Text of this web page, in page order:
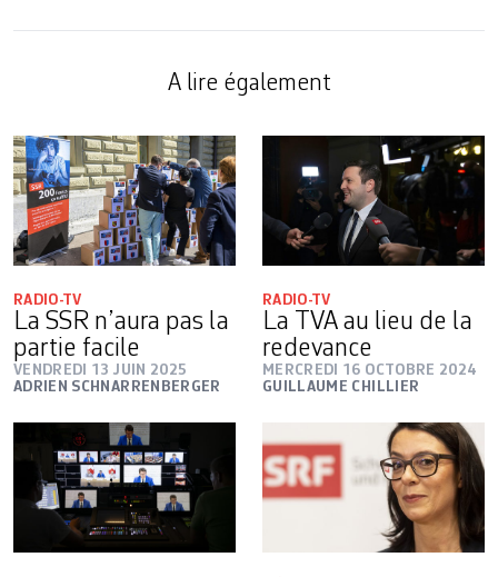
A lire également
RADIO-TV
La SSR n’aura pas la
partie facile
VENDREDI 13 JUIN 2025
ADRIEN SCHNARRENBERGER
RADIO-TV
La TVA au lieu de la
redevance
MERCREDI 16 OCTOBRE 2024
GUILLAUME CHILLIER